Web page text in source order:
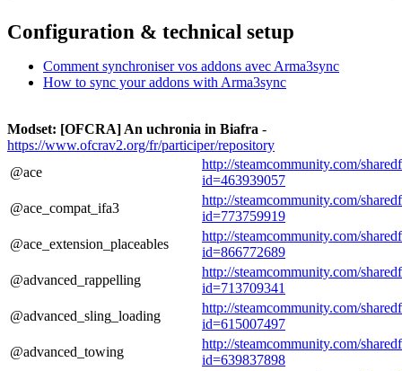
Configuration & technical setup
Comment synchroniser vos addons avec Arma3sync
How to sync your addons with Arma3sync
Modset: [OFCRA] An uchronia in Biafra -
https://www.ofcrav2.org/fr/participer/repository
@ace
http://steamcommunity.com/
id=463939057
@ace_compat_ifa3
http://steamcommunity.com/
id=773759919
@ace_extension_placeables
http://steamcommunity.com/
id=866772689
@advanced_rappelling
http://steamcommunity.com/
id=713709341
@advanced_sling_loading
http://steamcommunity.com/
id=615007497
@advanced_towing
http://steamcommunity.com/
id=639837898